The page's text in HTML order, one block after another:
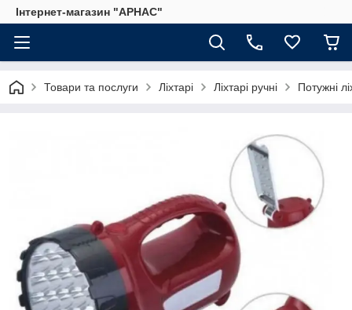
Інтернет-магазин "АРНАС"
Товари та послуги Ліхтарі Ліхтарі ручні Потужні